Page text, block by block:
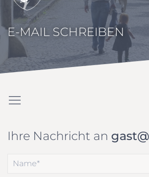
E-MAIL SCHREIBEN
Ihre Nachricht an